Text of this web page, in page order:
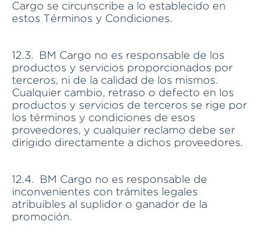
Cargo se circunscribe a lo establecido en
estos Términos y Condiciones.
12.3. BM Cargo no es responsable de los
productos y servicios proporcionados por
terceros, ni de la calidad de los mismos.
Cualquier cambio, retraso o defecto en los
productos y servicios de terceros se rige por
los términos y condiciones de esos
proveedores, y cualquier reclamo debe ser
dirigido directamente a dichos proveedores.
12.4. BM Cargo no es responsable de
inconvenientes con trámites legales
atribuibles al suplidor o ganador de la
promoción.